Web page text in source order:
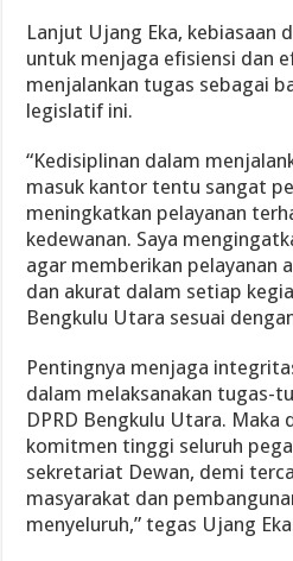
Lanjut Ujang Eka, kebiasaan
untuk menjaga efisiensi dan
menjalankan tugas sebagai
legislatif ini.
“Kedisiplinan dalam
masuk kantor tentu sangat
meningkatkan pelayanan
kedewanan. Saya
agar memberikan pelayanan
dan akurat dalam setiap
Bengkulu Utara sesuai
Pentingnya menjaga
dalam melaksanakan tugas-
DPRD Bengkulu Utara. Maka
komitmen tinggi seluruh
sekretariat Dewan, demi
masyarakat dan
menyeluruh,” tegas Ujang